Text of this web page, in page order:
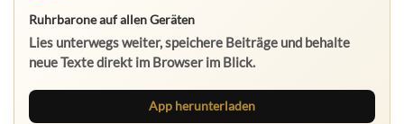
Ruhrbarone auf allen Geräten
Lies unterwegs weiter, speichere Beiträge und behalte
neue Texte direkt im Browser im Blick.
App herunterladen